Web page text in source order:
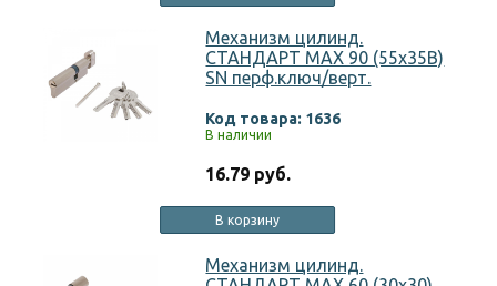
Механизм цилинд.
СТАНДАРТ MAX 90 (55х35В)
SN перф.ключ/верт.
Код товара: 1636
В наличии
16.79 руб.
В корзину
Механизм цилинд.